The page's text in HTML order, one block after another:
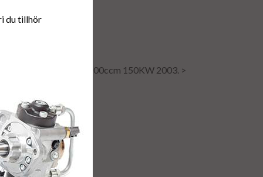
100 (5AT) 4200ccm 150KW 2003. >
du tillhör